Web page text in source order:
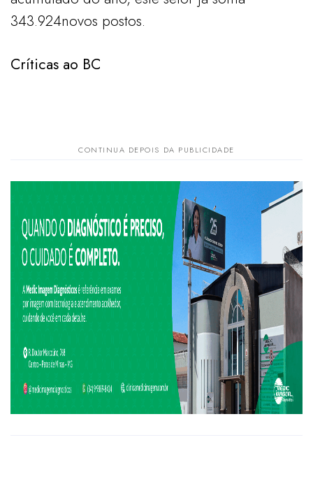
343.924novos postos.
Críticas ao BC